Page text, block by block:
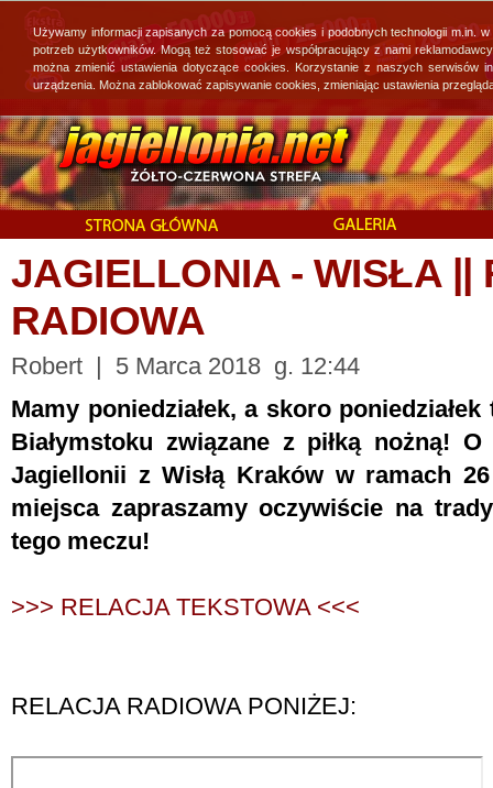
JAGIELLONIA - WISŁA ||
RADIOWA
Robert | 5 Marca 2018 g. 12:44
Mamy poniedziałek, a skoro
Białymstoku związane z piłką nożną!
Jagiellonii z Wisłą Kraków w ramach
miejsca zapraszamy oczywiście na
tego meczu!
>>> RELACJA TEKSTOWA <<<
RELACJA RADIOWA PONIŻEJ:
Używamy informacji zapisanych za pomocą cookies i podobnych technologii
potrzeb użytkowników. Mogą też stosować je współpracujący z nami
można zmienić ustawienia dotyczące cookies. Korzystanie z naszych
urządzenia. Można zablokować zapisywanie cookies, zmieniając ustawienia